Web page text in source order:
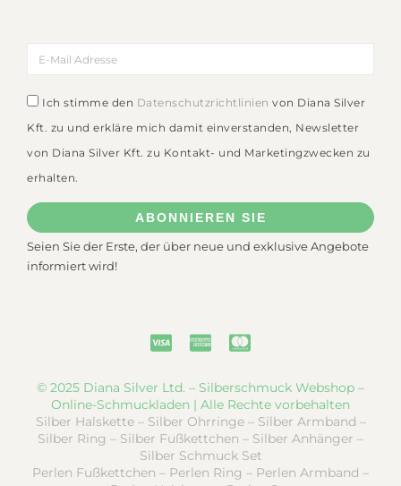
Ich stimme den Datenschutzrichtlinien von Diana Silver
Kft. zu und erkläre mich damit einverstanden, Newsletter
von Diana Silver Kft. zu Kontakt- und Marketingzwecken zu
erhalten.
ABONNIEREN SIE
Seien Sie der Erste, der über neue und exklusive Angebote
informiert wird!
© 2025 Diana Silver Ltd. – Silberschmuck Webshop –
Online-Schmuckladen | Alle Rechte vorbehalten
Silber Halskette – Silber Ohrringe – Silber Armband –
Silber Ring – Silber Fußkettchen – Silber Anhänger –
Silber Schmuck Set
Perlen Fußkettchen – Perlen Ring – Perlen Armband –